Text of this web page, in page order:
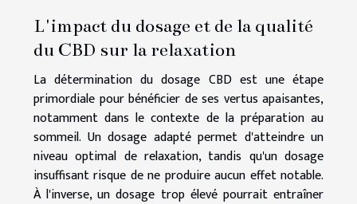
L'impact du dosage et de la qualité
du CBD sur la relaxation
La détermination du dosage CBD est une étape
primordiale pour bénéficier de ses vertus apaisantes,
notamment dans le contexte de la préparation au
sommeil. Un dosage adapté permet d'atteindre un
niveau optimal de relaxation, tandis qu'un dosage
insuffisant risque de ne produire aucun effet notable.
À l'inverse, un dosage trop élevé pourrait entraîner